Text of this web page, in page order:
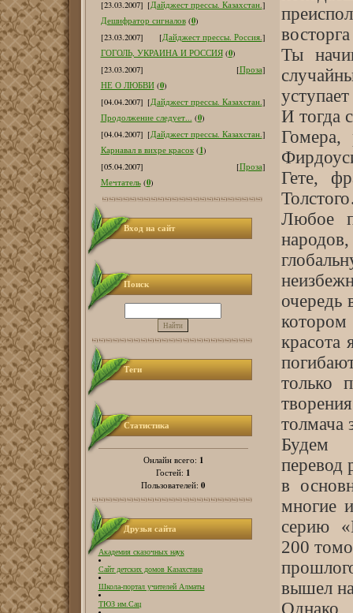
[23.03.2007] [Дайджест прессы. Казахстан.]
Дешифратор сигналов (0)
[23.03.2007]
[Дайджест прессы. Россия.]
ГОГОЛЬ, УКРАИНА И РОССИЯ (0)
[23.03.2007]
[Проза]
НЕ О ЛЮБВИ (0)
[04.04.2007] [Дайджест прессы. Казахстан.]
Продолжение следует... (0)
[04.04.2007] [Дайджест прессы. Казахстан.]
Карнавал в вихре красок (1)
[05.04.2007]
[Проза]
Мечтатель (0)
Вход на сайт
Поиск
Теги
Статистика
Онлайн всего: 1
Гостей: 1
Пользователей: 0
Друзья сайта
Академия сказочных наук
Сайт детских домов Казахстана
Школа-портал учителей Алматы
ТЮЗ им.Сац
Ты
И тогда
Гете,
Любое
очередь
котором
красота
только
толмача
Будем
перевод
в
многие
серию
200
вышел